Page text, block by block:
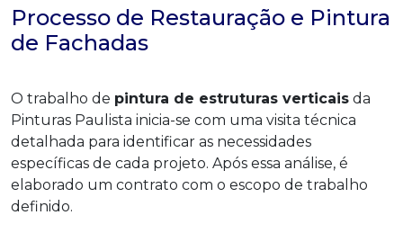
Processo de Restauração e Pintura
de Fachadas
O trabalho de pintura de estruturas verticais da
Pinturas Paulista inicia-se com uma visita técnica
detalhada para identificar as necessidades
específicas de cada projeto. Após essa análise, é
elaborado um contrato com o escopo de trabalho
definido.